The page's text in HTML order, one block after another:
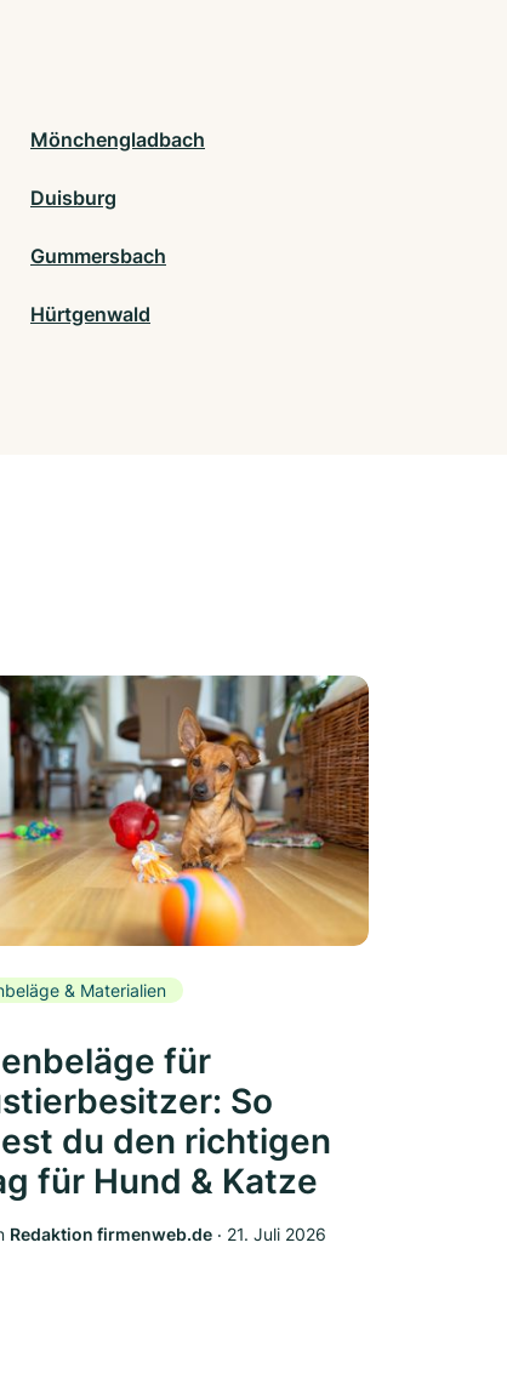
Mönchengladbach
Duisburg
Gummersbach
Hürtgenwald
& Materialien
für
So
du den richtigen
für Hund & Katze
Redaktion firmenweb.de ‧ 21. Juli 2026